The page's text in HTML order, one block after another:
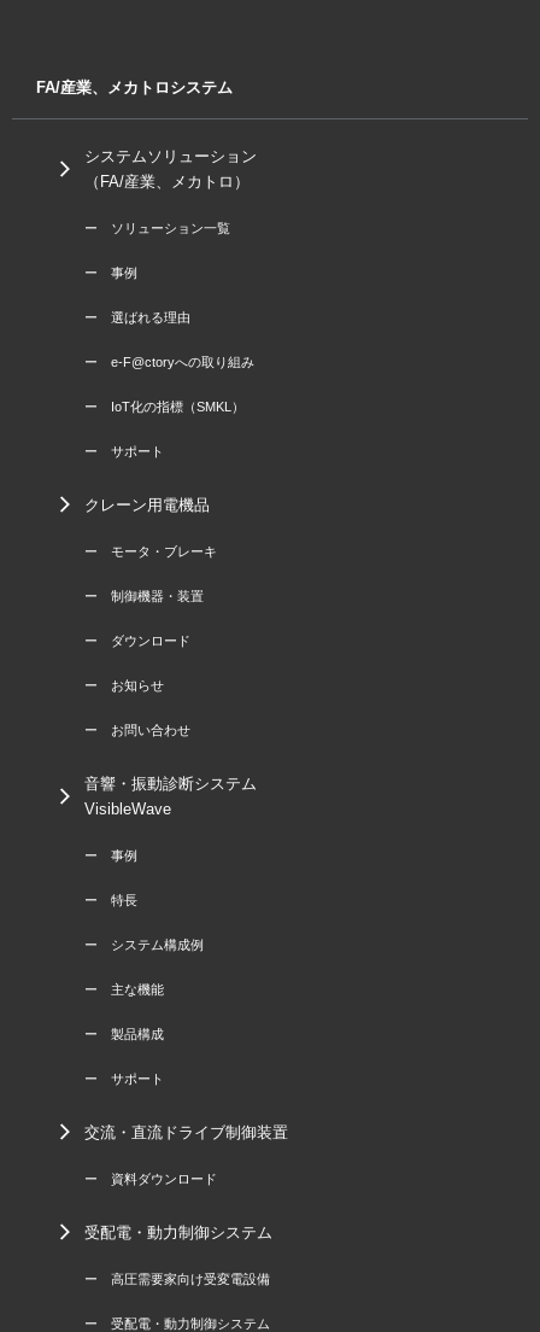
FA/産業、メカトロシステム
システムソリューション
（FA/産業、メカトロ）
ー ソリューション一覧
ー 事例
ー 選ばれる理由
ー e-F@ctoryへの取り組み
ー IoT化の指標（SMKL）
ー サポート
クレーン用電機品
ー モータ・ブレーキ
ー 制御機器・装置
ー ダウンロード
ー お知らせ
ー お問い合わせ
音響・振動診断システム
VisibleWave
ー 事例
ー 特長
ー システム構成例
ー 主な機能
ー 製品構成
ー サポート
交流・直流ドライブ制御装置
ー 資料ダウンロード
受配電・動力制御システム
ー 高圧需要家向け受変電設備
ー 受配電・動力制御システム